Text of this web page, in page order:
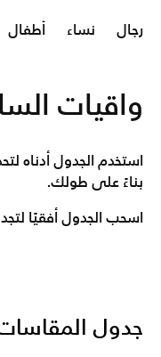
رجال نساء أطفال
واقيات
استخدم الجدول أدناه
بناءً على طولك.
اسحب الجدول أفقيًا
جدول